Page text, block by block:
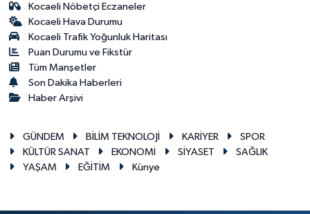
Kocaeli Nöbetçi Eczaneler
Kocaeli Hava Durumu
Kocaeli Trafik Yoğunluk Haritası
Puan Durumu ve Fikstür
Tüm Manşetler
Son Dakika Haberleri
Haber Arşivi
GÜNDEM BİLİM TEKNOLOJİ KARİYER
SPOR
KÜLTÜR SANAT
EKONOMİ SİYASET
SAĞLIK
YAŞAM
EĞİTİM Künye